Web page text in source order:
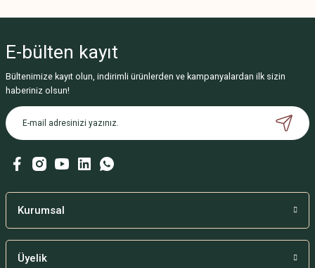
E-bülten kayıt
Bültenimize kayıt olun, indirimli ürünlerden ve kampanyalardan ilk sizin
haberiniz olsun!
Kurumsal
Üyelik